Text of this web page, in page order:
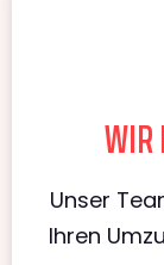
WIR
Unser
Ihren